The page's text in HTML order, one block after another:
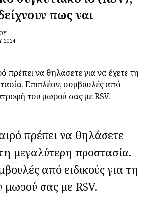
πως ναι
2024
πρέπει να θηλάσετε
μεγαλύτερη προστασία.
από ειδικούς για τη
μωρού σας με RSV.